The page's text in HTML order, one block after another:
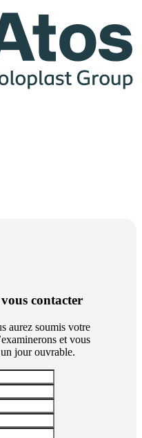
contacter
aurez soumis votre
et vous
jour ouvrable.